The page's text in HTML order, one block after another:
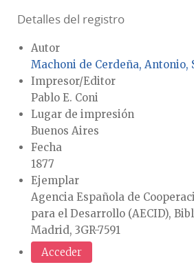
Detalles del registro
Autor
Machoni de Cerdeña, Antonio,
Impresor/Editor
Pablo E. Coni
Lugar de impresión
Buenos Aires
Fecha
1877
Ejemplar
Agencia Española de
para el Desarrollo (AECID),
Madrid, 3GR-7591
Acceder